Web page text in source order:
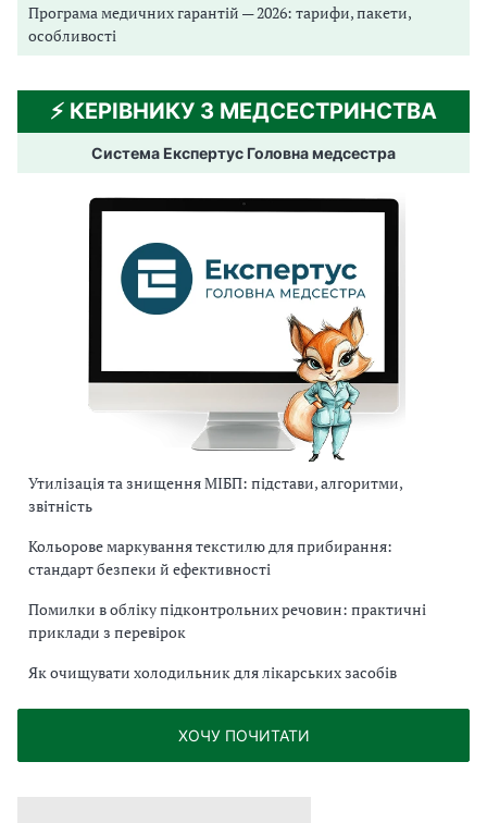
Програма медичних гарантій — 2026: тарифи, пакети,
особливості
⚡️ КЕРІВНИКУ З МЕДСЕСТРИНСТВА
Система Експертус Головна медсестра
Утилізація та знищення МІБП: підстави, алгоритми,
звітність
Кольорове маркування текстилю для прибирання:
стандарт безпеки й ефективності
Помилки в обліку підконтрольних речовин: практичні
приклади з перевірок
Як очищувати холодильник для лікарських засобів
ХОЧУ ПОЧИТАТИ